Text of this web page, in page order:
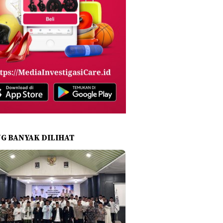
BANYAK DILIHAT